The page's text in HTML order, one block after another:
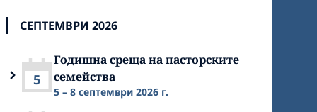
СЕПТЕМВРИ 2026
5
Годишна среща на пасторските
семейства
5 – 8 септември 2026 г.